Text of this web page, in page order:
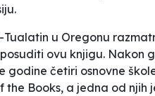
.
u Oregonu
ovu knjigu. Nakon
godine četiri osnovne
the Books, a jedna od njih